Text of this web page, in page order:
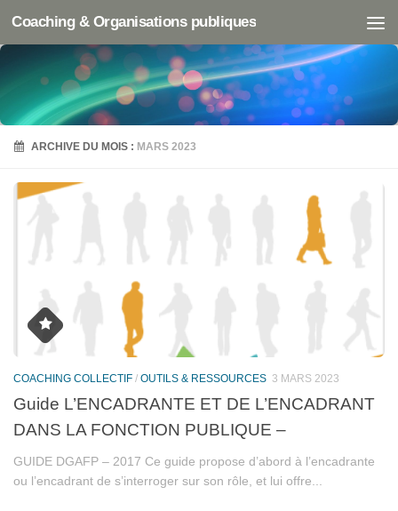
Coaching & Organisations publiques
ARCHIVE DU MOIS : MARS 2023
COACHING COLLECTIF / OUTILS & RESSOURCES 3 MARS 2023
Guide L’ENCADRANTE ET DE L’ENCADRANT
DANS LA FONCTION PUBLIQUE –
GUIDE DGAFP – 2017 Ce guide propose d’abord à l’encadrante
ou l’encadrant de s’interroger sur son rôle, et lui offre...